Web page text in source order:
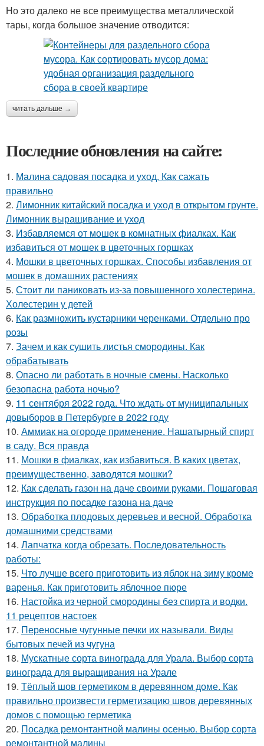
Но это далеко не все преимущества металлической
тары, когда большое значение отводится:
читать дальше →
Последние обновления на сайте:
1. Малина садовая посадка и уход. Как сажать
правильно
2. Лимонник китайский посадка и уход в открытом грунте.
Лимонник выращивание и уход
3. Избавляемся от мошек в комнатных фиалках. Как
избавиться от мошек в цветочных горшках
4. Мошки в цветочных горшках. Способы избавления от
мошек в домашних растениях
5. Стоит ли паниковать из-за повышенного холестерина.
Холестерин у детей
6. Как размножить кустарники черенками. Отдельно про
розы
7. Зачем и как сушить листья смородины. Как
обрабатывать
8. Опасно ли работать в ночные смены. Насколько
безопасна работа ночью?
9. 11 сентября 2022 года. Что ждать от муниципальных
довыборов в Петербурге в 2022 году
10. Аммиак на огороде применение. Нашатырный спирт
в саду. Вся правда
11. Мошки в фиалках, как избавиться. В каких цветах,
преимущественно, заводятся мошки?
12. Как сделать газон на даче своими руками. Пошаговая
инструкция по посадке газона на даче
13. Обработка плодовых деревьев и весной. Обработка
домашними средствами
14. Лапчатка когда обрезать. Последовательность
работы:
15. Что лучше всего приготовить из яблок на зиму кроме
варенья. Как приготовить яблочное пюре
16. Настойка из черной смородины без спирта и водки.
11 рецептов настоек
17. Переносные чугунные печки их называли. Виды
бытовых печей из чугуна
18. Мускатные сорта винограда для Урала. Выбор сорта
винограда для выращивания на Урале
19. Тёплый шов герметиком в деревянном доме. Как
правильно произвести герметизацию швов деревянных
домов с помощью герметика
20. Посадка ремонтантной малины осенью. Выбор сорта
ремонтантной малины